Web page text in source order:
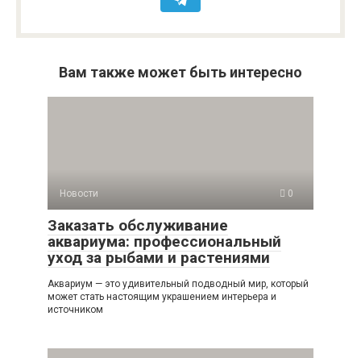
Вам также может быть интересно
Новости 0
Заказать обслуживание
аквариума: профессиональный
уход за рыбами и растениями
Аквариум — это удивительный подводный мир, который
может стать настоящим украшением интерьера и
источником